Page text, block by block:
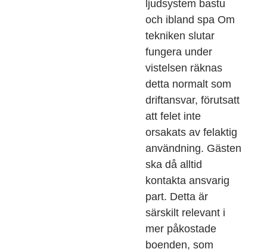
ljudsystem bastu
och ibland spa Om
tekniken slutar
fungera under
vistelsen räknas
detta normalt som
driftansvar, förutsatt
att felet inte
orsakats av felaktig
användning. Gästen
ska då alltid
kontakta ansvarig
part. Detta är
särskilt relevant i
mer påkostade
boenden, som